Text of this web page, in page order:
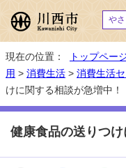
や
現在の位置： トップペー
用 > 消費生活 > 消費生活
けに関する相談が急増中！
健康食品の送りつけ